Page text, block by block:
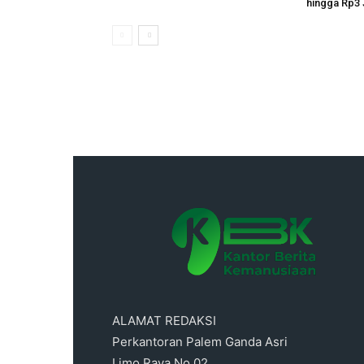
hingga Rp3
ALAMAT REDAKSI
Perkantoran Palem Ganda Asri